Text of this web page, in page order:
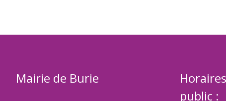
Mairie de Burie
public :